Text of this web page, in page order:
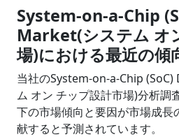
System-on-a-Chip
Market(システム オ
場)における最近の傾
当社のSystem-on-a-Chip
ム オン チップ設計市場)分析調
下の市場傾向と要因が市場成長
献すると予測されています。